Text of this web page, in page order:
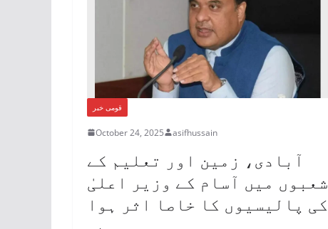
قومی خبر
October 24, 2025 asifhussain
آبادی، زمین اور تعلیم کے
شعبوں میں آسام کے وزیر اعلیٰ
کی پالیسیوں کا خاصا اثر ہوا